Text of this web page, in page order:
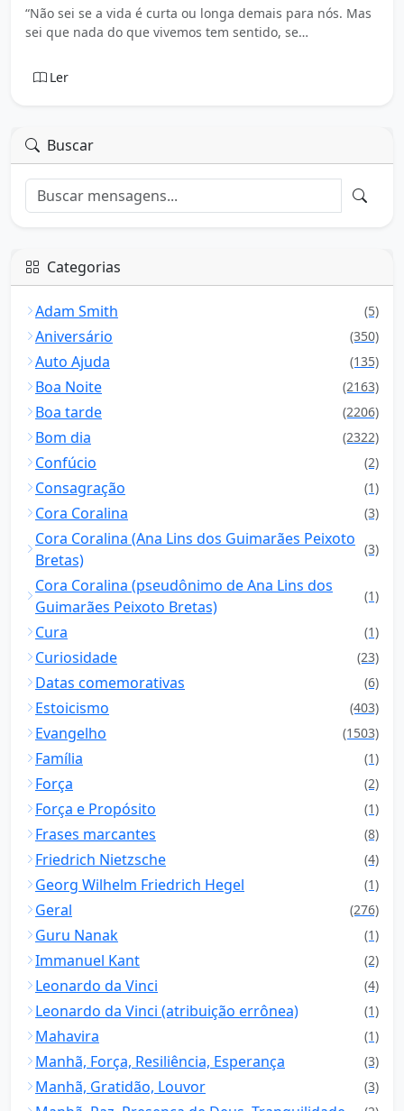
“Não sei se a vida é curta ou longa demais para nós. Mas
sei que nada do que vivemos tem sentido, se…
Ler
Buscar
Categorias
Adam Smith (5)
Aniversário (350)
Auto Ajuda (135)
Boa Noite (2163)
Boa tarde (2206)
Bom dia (2322)
Confúcio (2)
Consagração (1)
Cora Coralina (3)
Cora Coralina (Ana Lins dos Guimarães Peixoto
Bretas)
(3)
Cora Coralina (pseudônimo de Ana Lins dos
Guimarães Peixoto Bretas)
(1)
Cura (1)
Curiosidade (23)
Datas comemorativas (6)
Estoicismo (403)
Evangelho (1503)
Família (1)
Força (2)
Força e Propósito (1)
Frases marcantes (8)
Friedrich Nietzsche (4)
Georg Wilhelm Friedrich Hegel (1)
Geral (276)
Guru Nanak (1)
Immanuel Kant (2)
Leonardo da Vinci (4)
Leonardo da Vinci (atribuição errônea) (1)
Mahavira (1)
Manhã, Força, Resiliência, Esperança (3)
Manhã, Gratidão, Louvor (3)